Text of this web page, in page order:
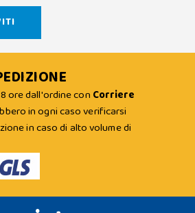
ore dall'ordine con Corriere
in ogni caso verificarsi
in caso di alto volume di